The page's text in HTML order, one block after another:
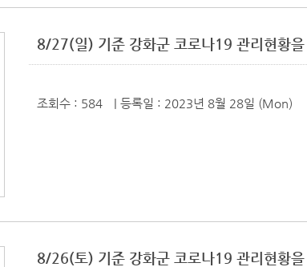
8/27(일) 기준 강화군 코로나19 관리현황을
조회수 : 584 | 등록일 : 2023년 8월 28일 (Mon)
8/26(토) 기준 강화군 코로나19 관리현황을